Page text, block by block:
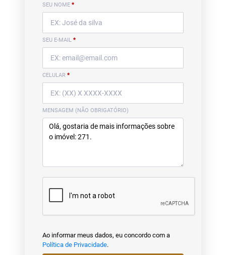
SEU NOME *
SEU E-MAIL *
CELULAR *
MENSAGEM (NÃO OBRIGATÓRIO)
Ao informar meus dados, eu concordo com a
Política de Privacidade.